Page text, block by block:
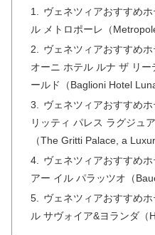
ヴェネツィアおすすめ
ル メトロポーレ（
ヴェネツィアおすすめ
オーニ ホテル ルナ ザ リ
ールド（Baglioni Hotel Luna
ヴェネツィアおすすめ
リッティ パレス ラグジュ
（The Gritti Palace, a
ヴェネツィアおすすめ
アー イル パラッツオ（
ヴェネツィアおすすめ
ル サヴォイア&ヨランダ（